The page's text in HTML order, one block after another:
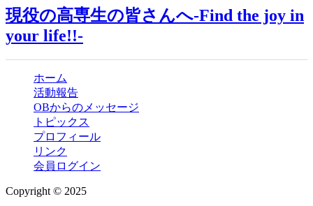
現役の高専生の皆さんへ-Find the joy in
your life!!-
ホーム
活動報告
OBからのメッセージ
トピックス
プロフィール
リンク
会員ログイン
Copyright © 2025